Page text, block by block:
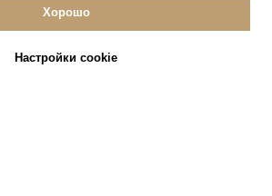
Хорошо
Настройки cookie
Подробнее